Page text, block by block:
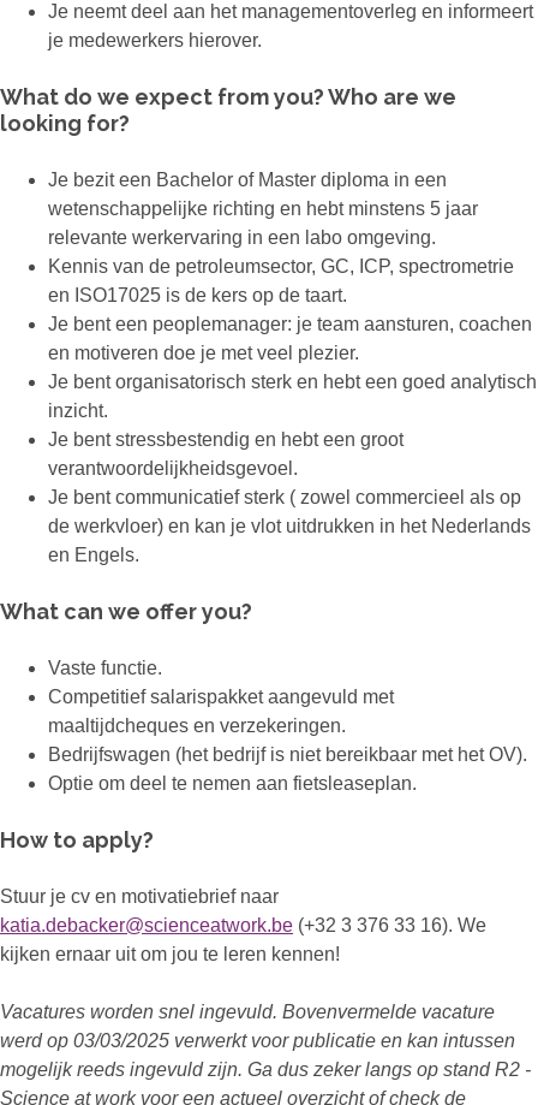
Je neemt deel aan het managementoverleg en informeert
je medewerkers hierover.
What do we expect from you? Who are we
looking for?
Je bezit een Bachelor of Master diploma in een
wetenschappelijke richting en hebt minstens 5 jaar
relevante werkervaring in een labo omgeving.
Kennis van de petroleumsector, GC, ICP, spectrometrie
en ISO17025 is de kers op de taart.
Je bent een peoplemanager: je team aansturen, coachen
en motiveren doe je met veel plezier.
Je bent organisatorisch sterk en hebt een goed analytisch
inzicht.
Je bent stressbestendig en hebt een groot
verantwoordelijkheidsgevoel.
Je bent communicatief sterk ( zowel commercieel als op
de werkvloer) en kan je vlot uitdrukken in het Nederlands
en Engels.
What can we offer you?
Vaste functie.
Competitief salarispakket aangevuld met
maaltijdcheques en verzekeringen.
Bedrijfswagen (het bedrijf is niet bereikbaar met het OV).
Optie om deel te nemen aan fietsleaseplan.
How to apply?
Stuur je cv en motivatiebrief naar
katia.debacker@scienceatwork.be (+32 3 376 33 16). We
kijken ernaar uit om jou te leren kennen!
Vacatures worden snel ingevuld. Bovenvermelde vacature
werd op 03/03/2025 verwerkt voor publicatie en kan intussen
mogelijk reeds ingevuld zijn. Ga dus zeker langs op stand R2 -
Science at work voor een actueel overzicht of check de